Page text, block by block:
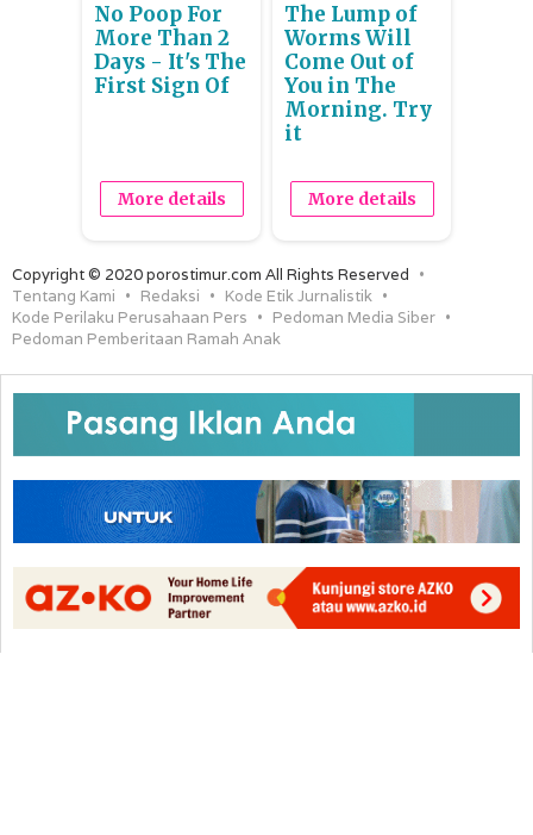
No Poop For
More Than 2
Days - It's The
First Sign Of
More details
The Lump of
Worms Will
Come Out of
You in The
Morning. Try
it
More details
Copyright © 2020 porostimur.com All Rights Reserved
Tentang Kami
Redaksi
Kode Etik Jurnalistik
Kode Perilaku Perusahaan Pers
Pedoman Media Siber
Pedoman Pemberitaan Ramah Anak